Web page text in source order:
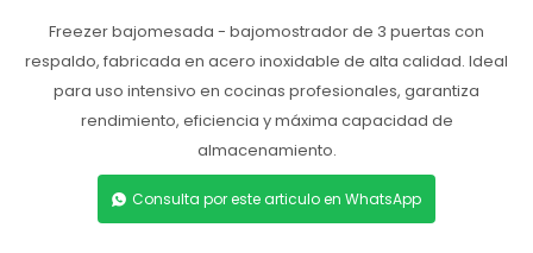
Freezer bajomesada - bajomostrador de 3 puertas con
respaldo, fabricada en acero inoxidable de alta calidad. Ideal
para uso intensivo en cocinas profesionales, garantiza
rendimiento, eficiencia y máxima capacidad de
almacenamiento.
Consulta por este articulo en WhatsApp